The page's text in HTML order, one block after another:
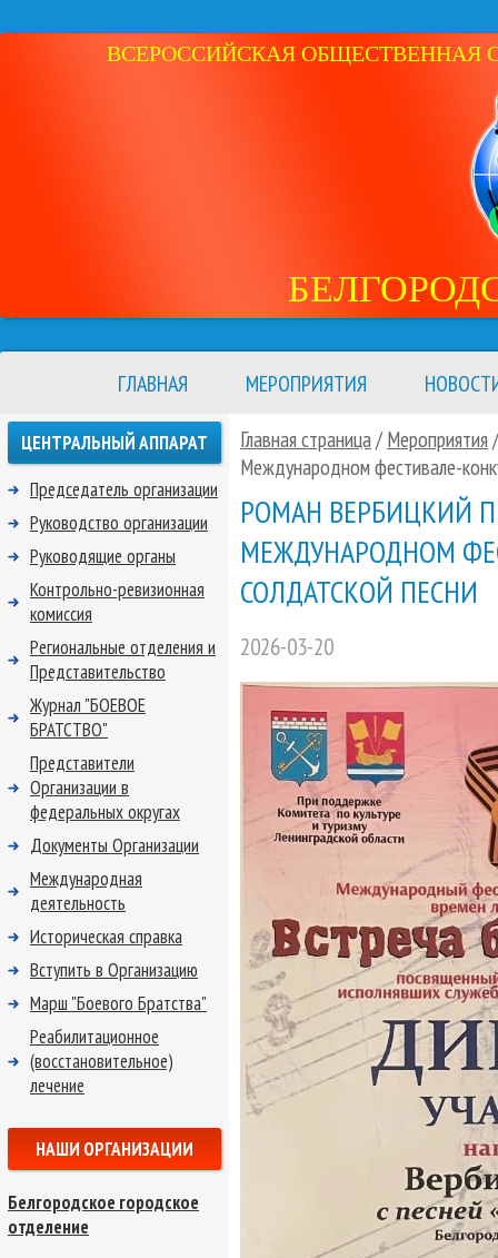
ВСЕРОССИЙСКАЯ ОБЩЕСТВЕННАЯ
ГЛАВНАЯ МЕРОПРИЯТИЯ
Главная страница/ Мероприятия
Международном фестивале-
РОМАН ВЕРБИЦКИЙ
МЕЖДУНАРОДНОМ
СОЛДАТСКОЙ ПЕСНИ
2026-03-20
ЦЕНТРАЛЬНЫЙ АППАРАТ
Председатель организации
Руководство организации
Руководящие органы
Контрольно-ревизионная
комиссия
Региональные отделения и
Представительство
Журнал "БОЕВОЕ
БРАТСТВО"
Представители
Организации в
федеральных округах
Документы Организации
Международная
деятельность
Историческая справка
Вступить в Организацию
Марш "Боевого Братства"
Реабилитационное
(восстановительное)
лечение
НАШИ ОРГАНИЗАЦИИ
Белгородское городское
отделение